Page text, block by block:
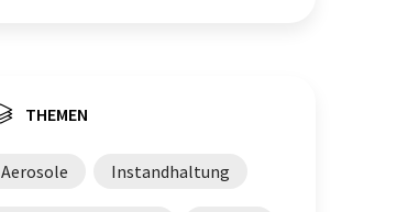
THEMEN
Aerosole Instandhaltung